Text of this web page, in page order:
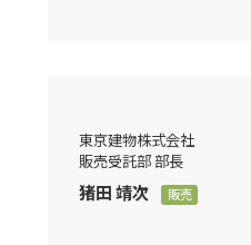
東京建物株式会社
販売受託部 部長
猪田 靖次 販売